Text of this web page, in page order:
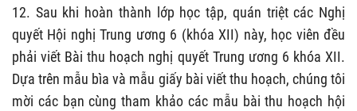
12. Sau khi hoàn thành lớp học tập, quán triệt các Nghị
quyết Hội nghị Trung ương 6 (khóa XII) này, học viên đều
phải viết Bài thu hoạch nghị quyết Trung ương 6 khóa XII.
Dựa trên mẫu bìa và mẫu giấy bài viết thu hoạch, chúng tôi
mời các bạn cùng tham khảo các mẫu bài thu hoạch hội